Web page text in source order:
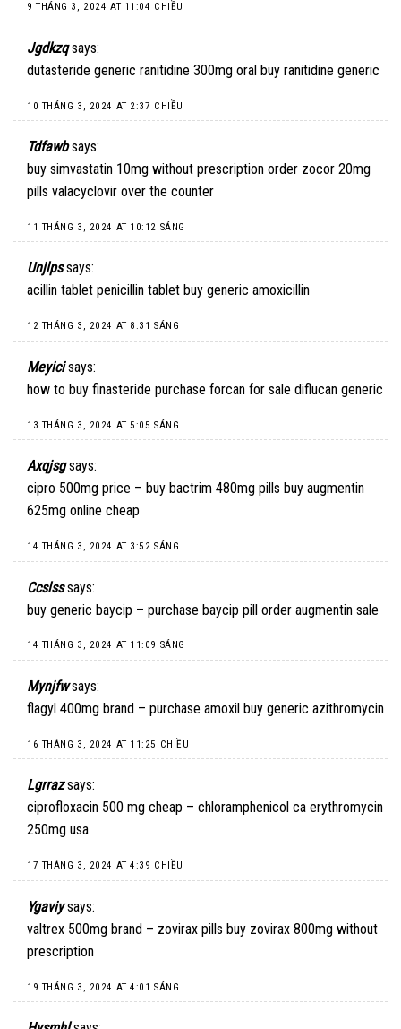
9 THÁNG 3, 2024 AT 11:04 CHIỀU
Jgdkzq says:
dutasteride generic ranitidine 300mg oral buy ranitidine generic
10 THÁNG 3, 2024 AT 2:37 CHIỀU
Tdfawb says:
buy simvastatin 10mg without prescription order zocor 20mg
pills valacyclovir over the counter
11 THÁNG 3, 2024 AT 10:12 SÁNG
Unjlps says:
acillin tablet penicillin tablet buy generic amoxicillin
12 THÁNG 3, 2024 AT 8:31 SÁNG
Meyici says:
how to buy finasteride purchase forcan for sale diflucan generic
13 THÁNG 3, 2024 AT 5:05 SÁNG
Axqjsg says:
cipro 500mg price – buy bactrim 480mg pills buy augmentin
625mg online cheap
14 THÁNG 3, 2024 AT 3:52 SÁNG
Ccslss says:
buy generic baycip – purchase baycip pill order augmentin sale
14 THÁNG 3, 2024 AT 11:09 SÁNG
Mynjfw says:
flagyl 400mg brand – purchase amoxil buy generic azithromycin
16 THÁNG 3, 2024 AT 11:25 CHIỀU
Lgrraz says:
ciprofloxacin 500 mg cheap – chloramphenicol ca erythromycin
250mg usa
17 THÁNG 3, 2024 AT 4:39 CHIỀU
Ygaviy says:
valtrex 500mg brand – zovirax pills buy zovirax 800mg without
prescription
19 THÁNG 3, 2024 AT 4:01 SÁNG